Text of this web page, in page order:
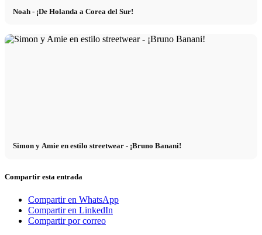
Noah - ¡De Holanda a Corea del Sur!
Simon y Amie en estilo streetwear - ¡Bruno Banani!
Compartir esta entrada
Compartir en WhatsApp
Compartir en LinkedIn
Compartir por correo